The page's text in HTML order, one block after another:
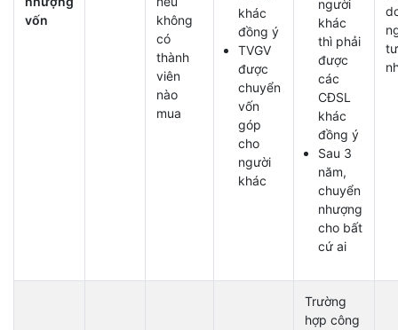
vốn
không
có
thành
viên
nào
mua
khác
đồng ý
TVGV
được
chuyển
vốn
góp
cho
người
khác
người
khác
thì phải
được
các
CĐSL
khác
đồng ý
Sau 3
năm,
chuyển
nhượng
cho bất
cứ ai
tư
Trường
hợp công